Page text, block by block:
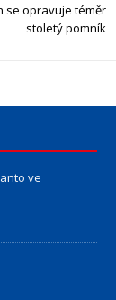
se opravuje téměr
stoletý pomník
ve